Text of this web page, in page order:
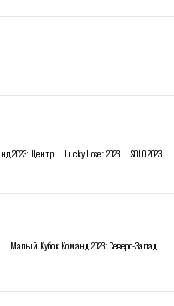
2023: Центр Lucky Loser 2023 SOLO 2023
Малый Кубок Команд 2023: Северо-Запад